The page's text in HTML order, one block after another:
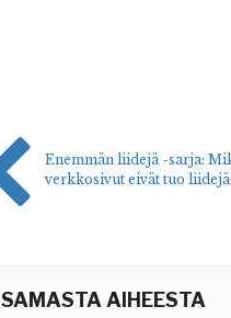
Enemmän liidejä -sarja:
verkkosivut eivät tuo
SAMASTA AIHEESTA